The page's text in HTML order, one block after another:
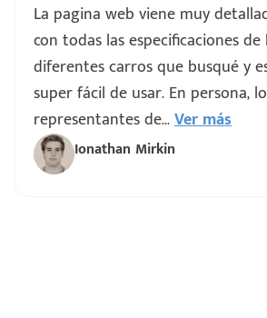
La pagina web viene muy
con todas las especificaciones de
diferentes carros que busqué y
super fácil de usar. En persona,
representantes de...Ver más
Ionathan Mirkin